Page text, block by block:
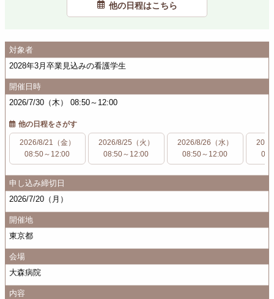
他の日程はこちら
対象者
2028年3月卒業見込みの看護学生
開催日時
2026/7/30（木） 08:50～12:00
他の日程をさがす
2026/8/21（金）
08:50～12:00
2026/8/25（火）
08:50～12:00
2026/8/26（水）
08:50～12:00
申し込み締切日
2026/7/20（月）
開催地
東京都
会場
大森病院
内容